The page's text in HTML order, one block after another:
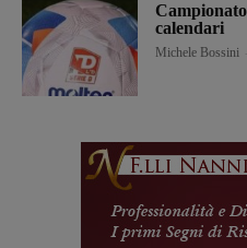
calendari
Michele Bossini